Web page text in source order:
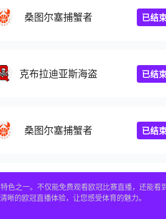
桑图尔塞捕蟹者 已结
克布拉迪亚斯海盗 已结
桑图尔塞捕蟹者 已结
之一。不仅能免费观看欧冠比赛直播，还能
的欧冠直播体验，让您感受体育的魅力。